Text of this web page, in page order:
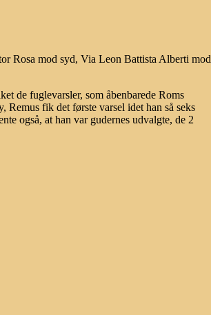
Rosa mod syd, Via Leon Battista Alberti mod
de fuglevarsler, som åbenbarede Roms
fik det første varsel idet han så seks
også, at han var gudernes udvalgte, de 2